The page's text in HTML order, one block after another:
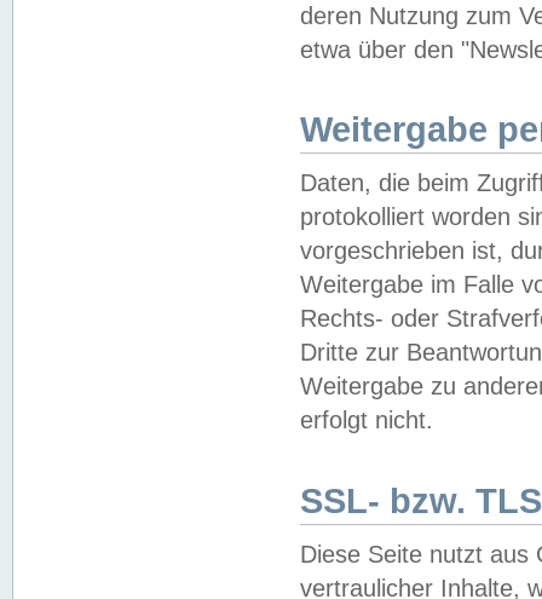
deren Nutzung zum
etwa über den
Weitergabe
Daten, die beim
protokolliert worden
vorgeschrieben ist,
Weitergabe im Falle
Rechts- oder
Dritte zur
Weitergabe zu
erfolgt nicht.
SSL- bzw.
Diese Seite nutzt aus
vertraulicher Inhalte,